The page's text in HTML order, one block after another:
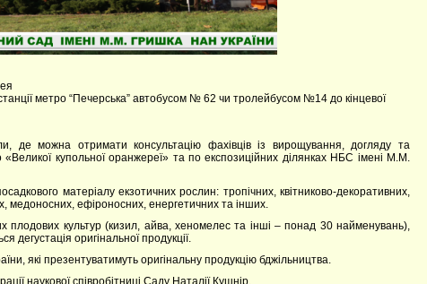
метро “Печерська” автобусом № 62 чи тролейбусом №14 до кінцевої
де можна отримати консультацію фахівців із вирощування, догляду та
купольної оранжереї» та по експозиційних ділянках НБС імені М.М.
матеріалу екзотичних рослин: тропічних, квітниково-декоративних,
медоносних, ефіроносних, енергетичних та інших.
плодових культур (кизил, айва, хеномелес та інші – понад 30 найменувань),
дегустація оригінальної продукції.
які презентуватимуть оригінальну продукцію бджільництва.
наукової співробітниці Саду Наталії Кушнір.